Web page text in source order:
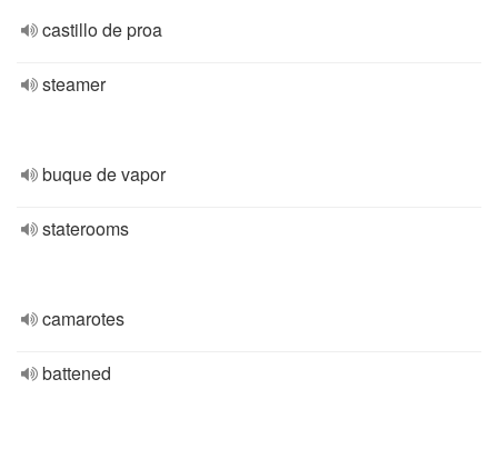
castillo de proa
steamer
buque de vapor
staterooms
camarotes
battened